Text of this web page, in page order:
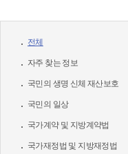
전체
자주 찾는 정보
국민의 생명 신체 재산보호
국민의 일상
국가계약 및 지방계약법
국가재정법 및 지방재정법